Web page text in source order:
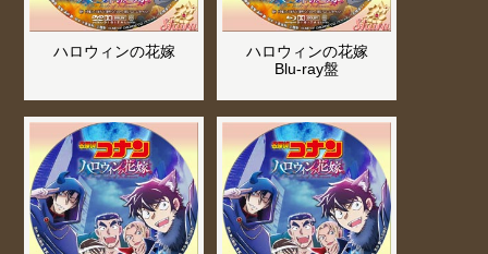
ハロウィンの花嫁
ハロウィンの花嫁
Blu-ray盤